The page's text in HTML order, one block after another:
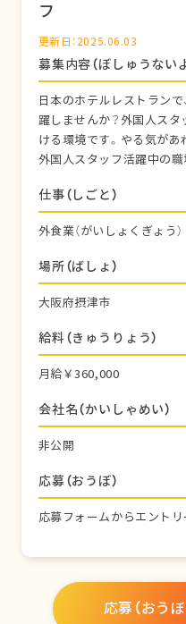
フ
更新日：2025.06.03
募集内容（ぼしゅうない
日本のホテルレストラン
躍しませんか？外国人スタ
ける環境です。やる気があ
外国人スタッフ活躍中の職
仕事（しごと）
外食業（がいしょくぎょう）
場所（ばしょ）
大阪府摂津市
給料（きゅうりょう）
月給￥360,000
会社名（かいしゃめい）
非公開
応募（おうぼ）
応募フォームからエント
応募（おう